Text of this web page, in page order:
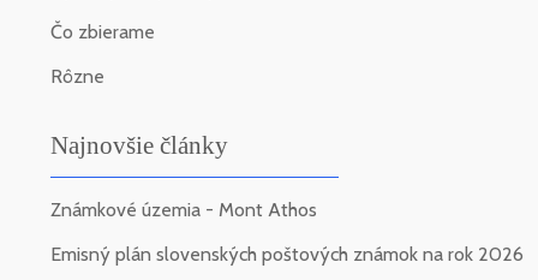
Čo zbierame
Rôzne
Najnovšie články
Známkové územia - Mont Athos
Emisný plán slovenských poštových známok na rok 2026